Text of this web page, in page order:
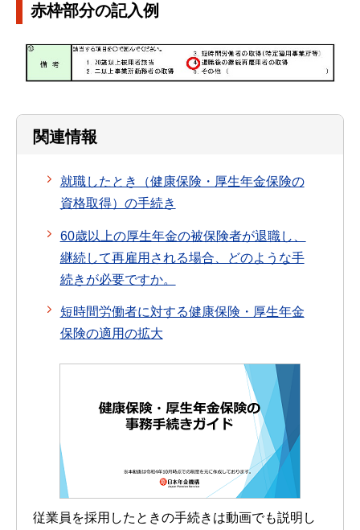
赤枠部分の記入例
関連情報
就職したとき（健康保険・厚生年金保険の
資格取得）の手続き
60歳以上の厚生年金の被保険者が退職し、
継続して再雇用される場合、どのような手
続きが必要ですか。
短時間労働者に対する健康保険・厚生年金
保険の適用の拡大
従業員を採用したときの手続きは動画でも説明し